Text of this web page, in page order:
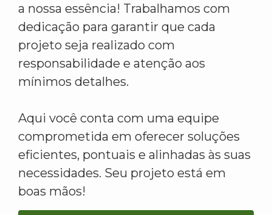
a nossa essência! Trabalhamos com
dedicação para garantir que cada
projeto seja realizado com
responsabilidade e atenção aos
mínimos detalhes.
Aqui você conta com uma equipe
comprometida em oferecer soluções
eficientes, pontuais e alinhadas às suas
necessidades. Seu projeto está em
boas mãos!